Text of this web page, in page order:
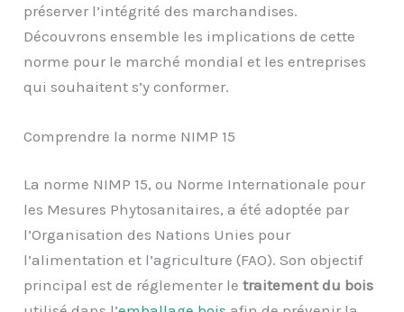
préserver l’intégrité des marchandises.
Découvrons ensemble les implications de cette
norme pour le marché mondial et les entreprises
qui souhaitent s’y conformer.
Comprendre la norme NIMP 15
La norme NIMP 15, ou Norme Internationale pour
les Mesures Phytosanitaires, a été adoptée par
l’Organisation des Nations Unies pour
l’alimentation et l’agriculture (FAO). Son objectif
principal est de réglementer letraitement du bois